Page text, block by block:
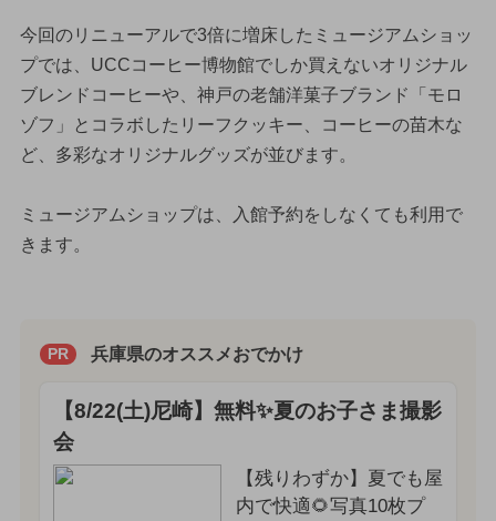
今回のリニューアルで3倍に増床したミュージアムショッ
プでは、UCCコーヒー博物館でしか買えないオリジナル
ブレンドコーヒーや、神戸の老舗洋菓子ブランド「モロ
ゾフ」とコラボしたリーフクッキー、コーヒーの苗木な
ど、多彩なオリジナルグッズが並びます。
ミュージアムショップは、入館予約をしなくても利用で
きます。
PR 兵庫県のオススメおでかけ
【8/22(土)尼崎】無料✨夏のお子さま撮影
会
【残りわずか】夏でも屋
内で快適🌻写真10枚プ